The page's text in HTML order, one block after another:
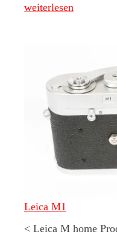
weiterlesen
Leica M1
< Leica M home